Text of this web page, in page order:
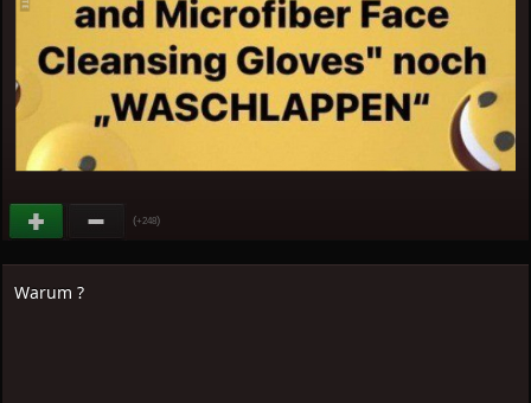
(+248)
Warum ?